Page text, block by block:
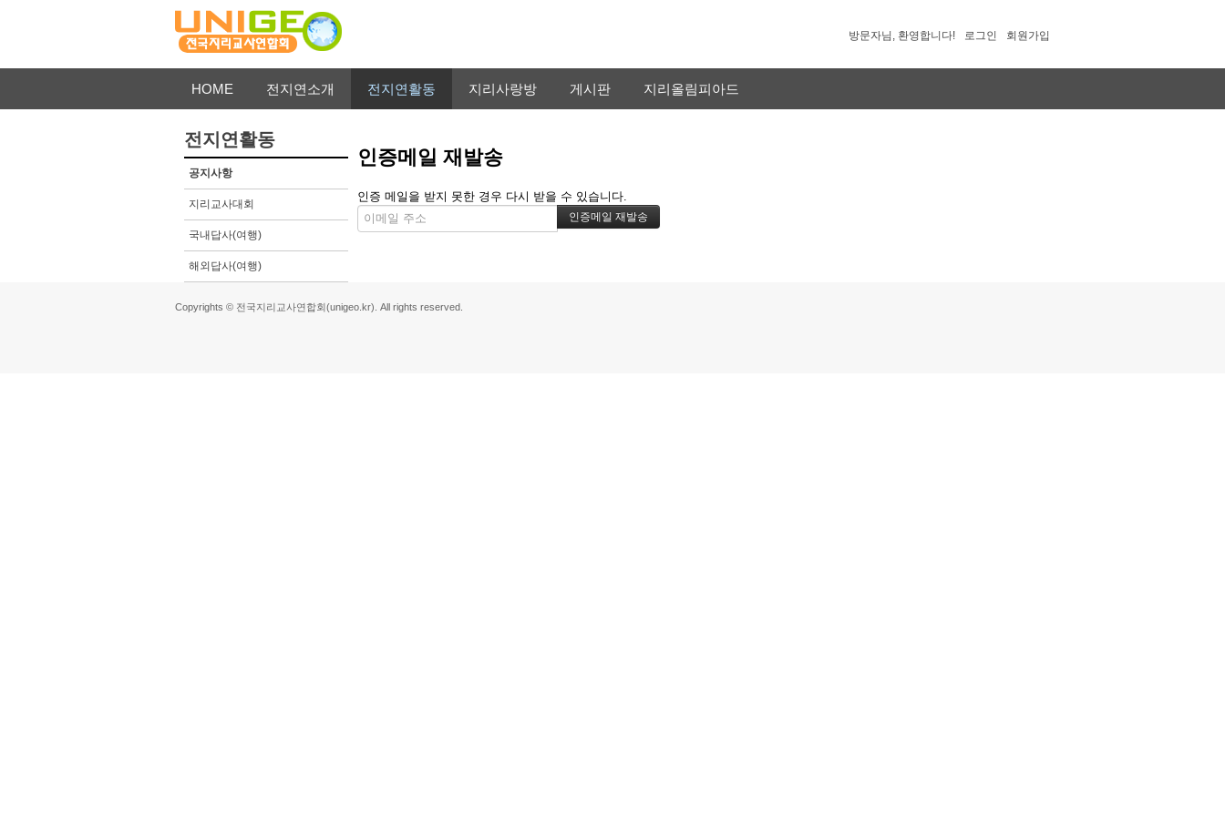
방문자님, 환영합니다! 로그인 회원가입
HOME 전지연소개 전지연활동 지리사랑방 게시판 지리올림피아드
전지연활동
공지사항
지리교사대회
국내답사(여행)
해외답사(여행)
인증메일 재발송
인증 메일을 받지 못한 경우 다시 받을 수 있습니다.
Copyrights © 전국지리교사연합회(unigeo.kr). All rights reserved.